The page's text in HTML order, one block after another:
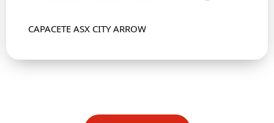
CAPACETE ASX CITY ARROW